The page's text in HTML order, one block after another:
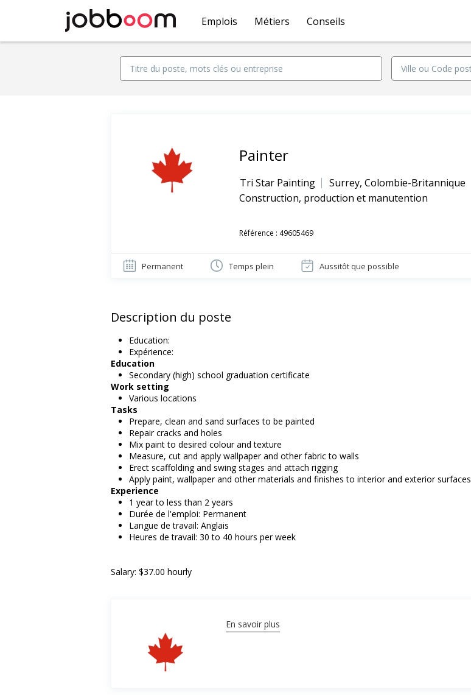
Emplois Métiers Conseils
Painter
Tri Star Painting Surrey, Colombie-Britannique
Construction, production et manutention
Référence : 49605469
Permanent Temps plein Aussitôt que possible
Description du poste
Education:
Expérience:
Education
Secondary (high) school graduation certificate
Work setting
Various locations
Tasks
Prepare, clean and sand surfaces to be painted
Repair cracks and holes
Mix paint to desired colour and texture
Measure, cut and apply wallpaper and other fabric to walls
Erect scaffolding and swing stages and attach rigging
Apply paint, wallpaper and other materials and finishes to interior and exterior surfaces
Experience
1 year to less than 2 years
Durée de l'emploi: Permanent
Langue de travail: Anglais
Heures de travail: 30 to 40 hours per week
Salary: $37.00 hourly
En savoir plus